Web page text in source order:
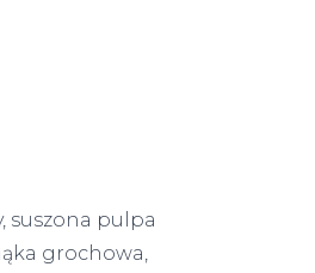
suszona pulpa
grochowa,